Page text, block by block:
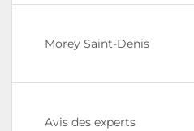
Morey Saint-Denis
Avis des experts